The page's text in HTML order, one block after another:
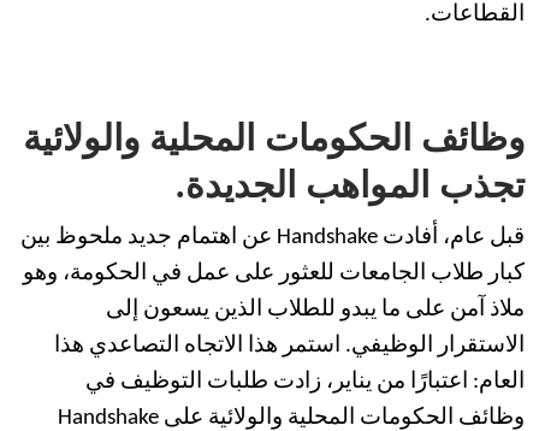
القطاعات.
وظائف الحكومات المحلية والولائية
تجذب المواهب الجديدة.
قبل عام، أفادت Handshake عن اهتمام جديد ملحوظ بين
كبار طلاب الجامعات للعثور على عمل في الحكومة، وهو
ملاذ آمن على ما يبدو للطلاب الذين يسعون إلى
الاستقرار الوظيفي. استمر هذا الاتجاه التصاعدي هذا
العام: اعتبارًا من يناير، زادت طلبات التوظيف في
وظائف الحكومات المحلية والولائية على Handshake